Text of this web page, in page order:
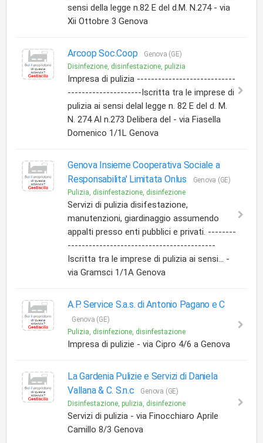
sensi della legge n.82 E del d.M. N.274 - via
Xii Ottobre 3 Genova
Arcoop Soc.Coop
Genova (GE)
Disinfezione, disinfestazione, pulizia
Impresa di pulizia ----------------------------
---------------------Iscritta tra le imprese di
pulizia ai sensi delal legge n. 82 E del d. M.
N. 274 Al n.273 Delibera del - via Fiasella
Domenico 1/1L Genova
Genova Insieme Cooperativa Sociale a
Responsabilita' Limitata Onlus
Genova (GE)
Pulizia, disinfestazione, disinfezione
Servizi di pulizia disifestazione,
manutenzioni, giardinaggio assumendo
appalti presso enti pubblici e privati. --------
------------------------------------------
Iscritta tra le imprese di pulizia ai sensi... -
via Gramsci 1/1A Genova
A.P. Service S.a.s. di Antonio Pagano e C
Genova (GE)
Pulizia, disinfezione, disinfestazione
Impresa di pulizie - via Cipro 4/6 a Genova
La Gardenia Pulizie e Servizi di Daniela
Vallana & C. S.n.c
Genova (GE)
Disinfestazione, pulizia, disinfezione
Servizi di pulizia - via Finocchiaro Aprile
Camillo 8/3 Genova